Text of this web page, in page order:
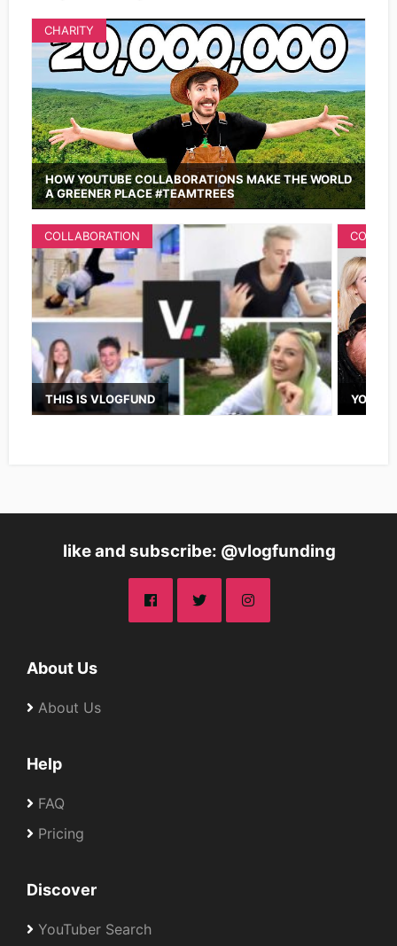
HOW YOUTUBE COLLABORATIONS MAKE THE WORLD
A GREENER PLACE #TEAMTREES
CHARITY
THIS IS VLOGFUND
COLLABORATION
like and subscribe: @vlogfunding
About Us
About Us
Help
FAQ
Pricing
Discover
YouTuber Search